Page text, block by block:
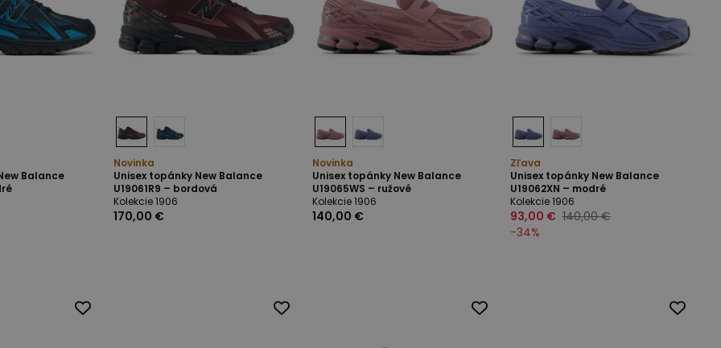
Balance
Novinka
Unisex topánky New Balance
U19061R9 – bordová
Kolekcie 1906
170,00 €
Novinka
Unisex topánky New Balance
U19065WS – ružové
Kolekcie 1906
140,00 €
Zľava
Unisex topánky New Balance
U19062XN – modré
Kolekcie 1906
93,00 € 140,00 €
-34%